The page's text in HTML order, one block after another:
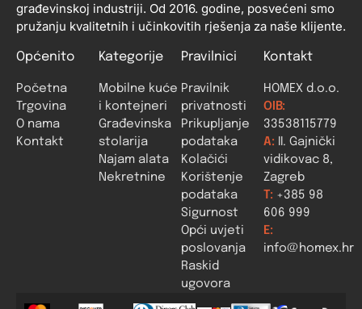
građevinskoj industriji. Od 2016. godine, posvećeni smo
pružanju kvalitetnih i učinkovitih rješenja za naše klijente.
Općenito
Početna
Trgovina
O nama
Kontakt
Kategorije
Mobilne kuće
i kontejneri
Građevinska
stolarija
Najam alata
Nekretnine
Pravilnici
Pravilnik
privatnosti
Prikupljanje
podataka
Kolačići
Korištenje
podataka
Sigurnost
Opći uvjeti
poslovanja
Raskid
ugovora
Kontakt
HOMEX d.o.o.
OIB:
33538115779
A: II. Gajnički
vidikovac 8,
Zagreb
T: +385 98
606 999
E:
info@homex.hr